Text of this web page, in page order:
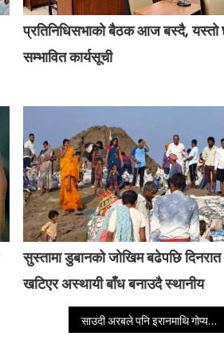
प्रतिनिधिसभाको बैठक आज बस्दै,
सम्भावित कार्यसूची
सुस्तामा डुबानको जोखिम बढेपछि दिनरात
खटिएर अस्थायी बाँध बनाउदै स्थानीय
साउदी अरबले पनि इरानमाथि गोप्य आक्रमण गरेको खुलासा